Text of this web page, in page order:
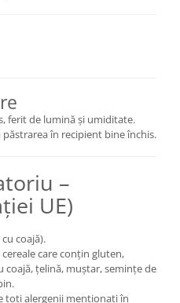
ferit de lumină și umiditate.
în recipient bine închis.
–
UE)
coajă).
care conțin gluten,
coajă, țelină, muștar, semințe de
toți alergenii menționați în